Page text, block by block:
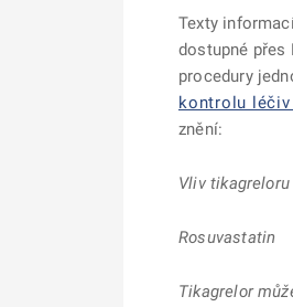
Texty
dostupné přes
procedury
kontrolu
znění:
Vliv
Rosuvastatin
Tikagrelor